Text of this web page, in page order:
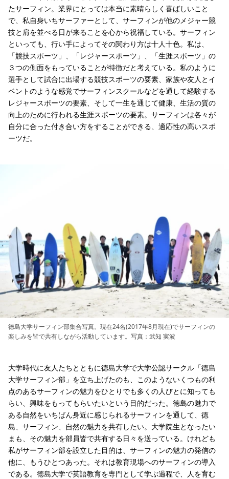
たサーフィン。業界にとっては本当に素晴らしく喜ばしいこと
で、私自身いちサーファーとして、サーフィンが他のメジャー競
技と肩を並べる日が来ることを心から祝福している。サーフィン
といっても、行い手によってその関わり方は十人十色。私は、
「競技スポーツ」、「レジャースポーツ」、「生涯スポーツ」の
３つの側面をもっていることが特徴だと考えている。私のように
選手として試合に出場する競技スポーツの要素、家族や友人とイ
ベントのような感覚でサーフィンスクールなどを通して経験する
レジャースポーツの要素、そして一生を通じて健康、生活の質の
向上のために行われる生涯スポーツの要素。サーフィンは各々が
自分に合った付き合い方をすることができる、適応性の高いスポ
ーツだ。
徳島大学サーフィン部集合写真。現在24名(2017年8月現在)でサーフィンの
楽しみを皆で共有しながら活動しています。写真：武知 実波
大学時代に友人たちとともに徳島大学で大学公認サークル「徳島
大学サーフィン部」を立ち上げたのも、このようないくつもの利
点のあるサーフィンの魅力をひとりでも多くの人びとに知っても
らい、興味をもってもらいたいという目的だった。徳島の魅力で
ある自然をいちばん身近に感じられるサーフィンを通して、徳
島、サーフィン、自然の魅力を共有したい。大学院生となったい
まも、その魅力を部員皆で共有する日々を送っている。けれども
私がサーフィン部を設立した目的は、サーフィンの魅力の発信の
他に、もうひとつあった。それは教育現場へのサーフィンの導入
である。徳島大学で英語教育を専門として学ぶ過程で、人を育む